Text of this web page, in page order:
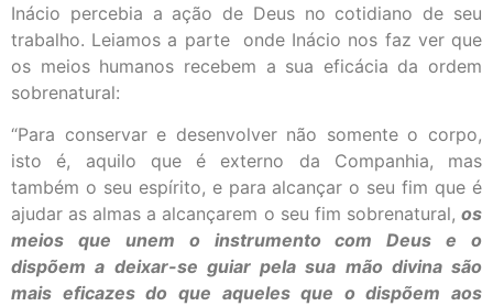
Inácio percebia a ação de Deus no cotidiano de seu
trabalho. Leiamos a parte onde Inácio nos faz ver que
os meios humanos recebem a sua eficácia da ordem
sobrenatural:
“Para conservar e desenvolver não somente o corpo,
isto é, aquilo que é externo da Companhia, mas
também o seu espírito, e para alcançar o seu fim que é
ajudar as almas a alcançarem o seu fim sobrenatural, os
meios que unem o instrumento com Deus e o
dispõem a deixar-se guiar pela sua mão divina são
mais eficazes do que aqueles que o dispõem aos